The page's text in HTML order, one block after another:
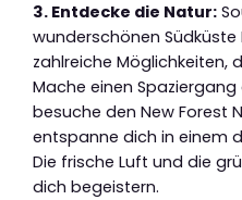
3. Entdecke die Natur:
wunderschönen
zahlreiche Möglichkeiten,
Mache einen
besuche den New Forest
entspanne dich in einem
Die frische Luft und die
dich begeistern.